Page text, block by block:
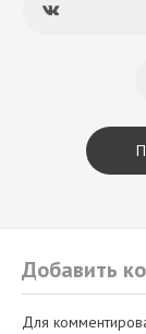
Добавить
Для